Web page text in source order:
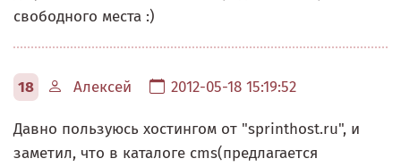
свободного места :)
18 Алексей 2012-05-18 15:19:52
Давно пользуюсь хостингом от "sprinthost.ru", и
заметил, что в каталоге cms(предлагается